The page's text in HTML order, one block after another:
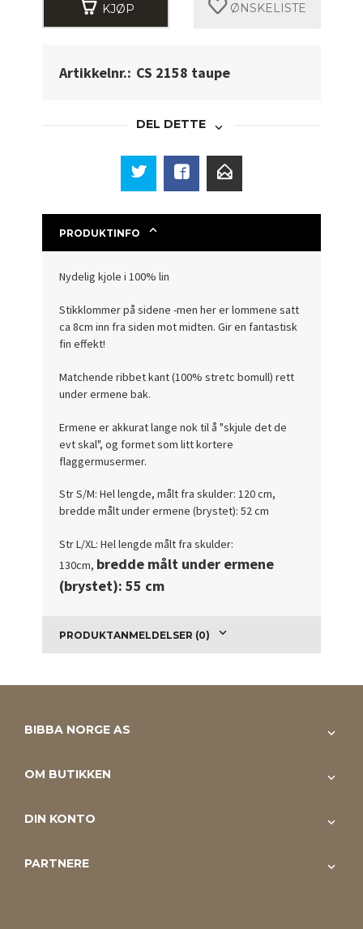
KJØP ØNSKELISTE
Artikkelnr.: CS 2158 taupe
DEL DETTE
PRODUKTINFO
Nydelig kjole i 100% lin
Stikklommer på sidene -men her er lommene satt
ca 8cm inn fra siden mot midten. Gir en fantastisk
fin effekt!
Matchende ribbet kant (100% stretc bomull) rett
under ermene bak.
Ermene er akkurat lange nok til å "skjule det de
evt skal", og formet som litt kortere
flaggermusermer.
Str S/M: Hel lengde, målt fra skulder: 120 cm,
bredde målt under ermene (brystet): 52 cm
Str L/XL: Hel lengde målt fra skulder:
130cm, bredde målt under ermene
(brystet): 55 cm
PRODUKTANMELDELSER (0)
BIBBA NORGE AS
OM BUTIKKEN
DIN KONTO
PARTNERE